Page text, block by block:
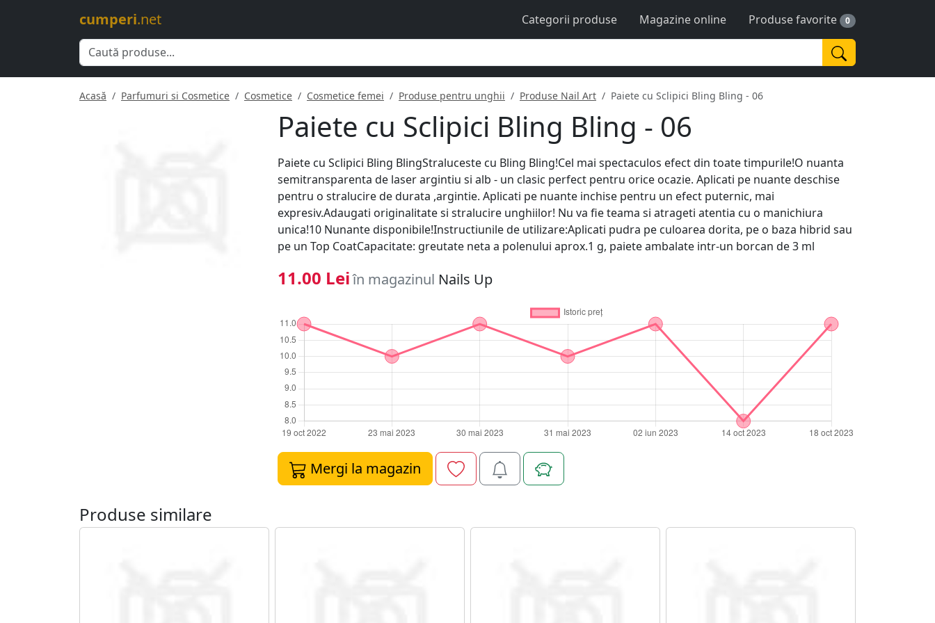
cumperi.net Categorii produse Magazine online Produse favorite 0
Acasă Parfumuri si Cosmetice Cosmetice Cosmetice femei Produse pentru unghii Produse Nail Art Paiete cu Sclipici Bling Bling - 06
Paiete cu Sclipici Bling Bling - 06
Paiete cu Sclipici Bling BlingStraluceste cu Bling Bling!Cel mai spectaculos efect din toate timpurile!O nuanta
semitransparenta de laser argintiu si alb - un clasic perfect pentru orice ocazie. Aplicati pe nuante deschise
pentru o stralucire de durata ,argintie. Aplicati pe nuante inchise pentru un efect puternic, mai
expresiv.Adaugati originalitate si stralucire unghiilor! Nu va fie teama si atrageti atentia cu o manichiura
unica!10 Nunante disponibile!Instructiunile de utilizare:Aplicati pudra pe culoarea dorita, pe o baza hibrid sau
pe un Top CoatCapacitate: greutate neta a polenului aprox.1 g, paiete ambalate intr-un borcan de 3 ml
11.00 Leiîn magazinul Nails Up
Mergi la magazin
Produse similare